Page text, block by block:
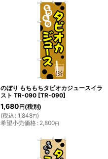
のぼり もちもちタピオカジュースイラ
スト TR-090 [TR-090]
1,680 円 (税別)
(税込 : 1,848円)
希望小売価格: 2,800円